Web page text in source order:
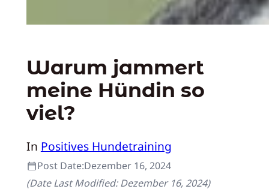
Warum jammert
meine Hündin so
viel?
In Positives Hundetraining
Post Date:Dezember 16, 2024
(Date Last Modified:Dezember 16, 2024)